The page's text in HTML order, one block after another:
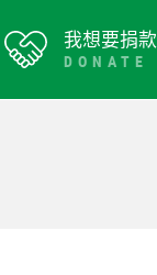
我想要捐款
DONATE